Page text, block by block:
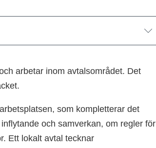
arbetar inom avtalsområdet. Det
som kompletterar det
och samverkan, om regler för
Ett lokalt avtal tecknar